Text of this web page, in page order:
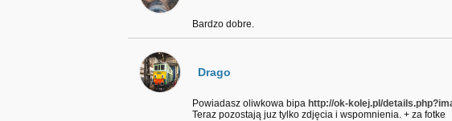
Bardzo dobre.
Drago
Powiadasz oliwkowa bipa http://ok-kolej.pl/
Teraz pozostają juz tylko zdjęcia i wspomnienia. + za fotke